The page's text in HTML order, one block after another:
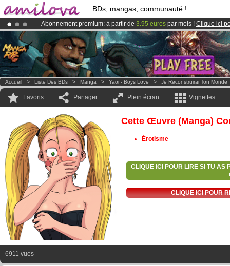
BDs, mangas, communauté !
Abonnement premium: à partir de 3.95 euros par mois ! Clique ici
Déjà 100000membreset 1000BDs & Mangas!
LeKickstarter Amilova est désormais lancé
Accueil > Liste Des BDs > Manga > Yaoi - Boys Love > Je Reconstruirai Ton Monde
Favoris Partager Plein écran Vignettes
Cette Œuvre (manga)
Érotisme
CLIQUE ICI POUR LIRE SI TU AS
CLIQUE ICI POUR
6911 vues